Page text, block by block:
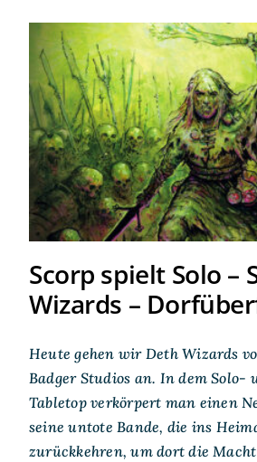
Scorp spielt Solo –
Wizards –
Scorp spielt Solo –
Wizards –
Heute gehen wir Deth Wizards
Badger Studios an. In dem Solo-
Tabletop verkörpert man einen
seine untote Bande, die ins
zurückkehren, um dort die